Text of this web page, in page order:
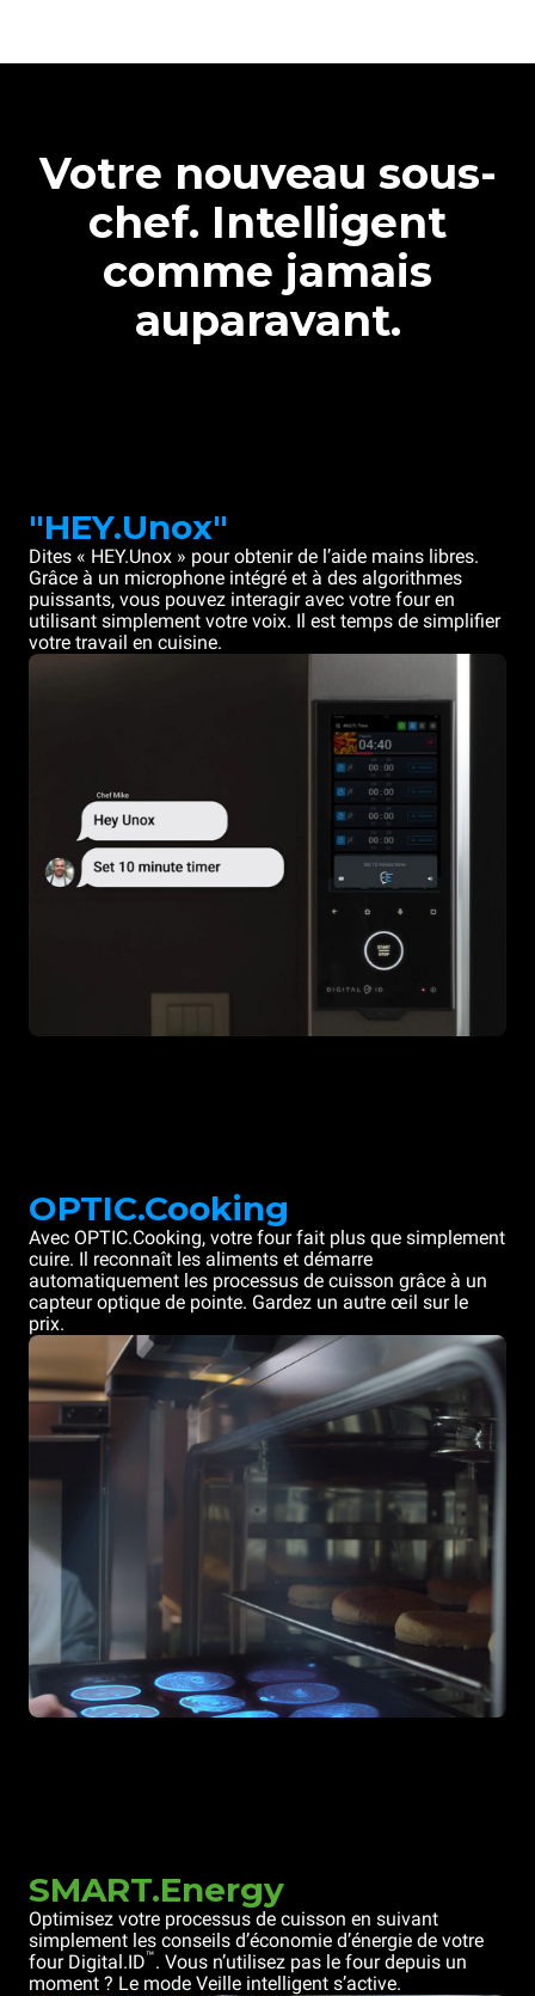
Votre nouveau sous-
chef. Intelligent
comme jamais
auparavant.
"HEY.Unox"
Dites « HEY.Unox » pour obtenir de l’aide mains libres.
Grâce à un microphone intégré et à des algorithmes
puissants, vous pouvez interagir avec votre four en
utilisant simplement votre voix. Il est temps de simplifier
votre travail en cuisine.
OPTIC.Cooking
Avec OPTIC.Cooking, votre four fait plus que simplement
cuire. Il reconnaît les aliments et démarre
automatiquement les processus de cuisson grâce à un
capteur optique de pointe. Gardez un autre œil sur le
prix.
SMART.Energy
Optimisez votre processus de cuisson en suivant
simplement les conseils d’économie d’énergie de votre
four Digital.ID™. Vous n’utilisez pas le four depuis un
moment ? Le mode Veille intelligent s’active.